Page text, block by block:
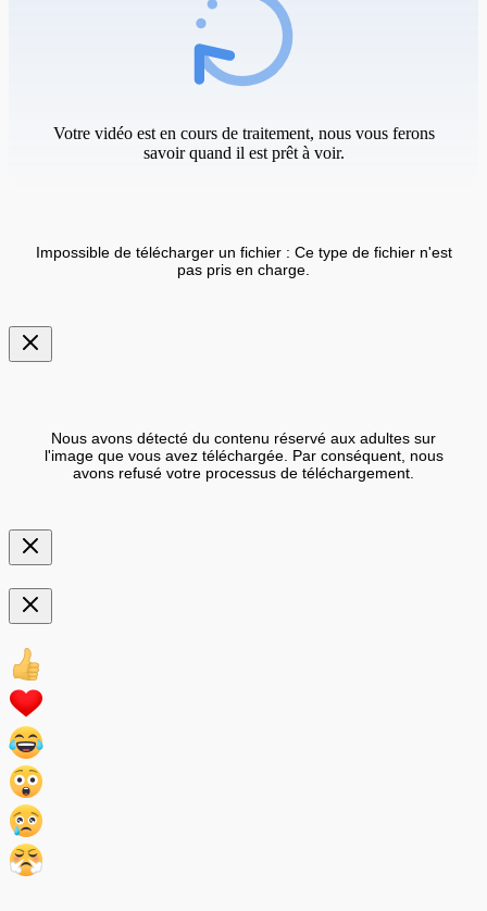
Votre vidéo est en cours de traitement, nous vous ferons
savoir quand il est prêt à voir.
Impossible de télécharger un fichier : Ce type de fichier n'est
pas pris en charge.
Nous avons détecté du contenu réservé aux adultes sur
l'image que vous avez téléchargée. Par conséquent, nous
avons refusé votre processus de téléchargement.